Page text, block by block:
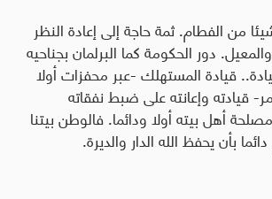
من الفطام. ثمة حاجة إلى إعادة النظر
دور الحكومة كما البرلمان بجناحيه
قيادة المستهلك -عبر محفزات أولا
قيادته وإعانته على ضبط نفقاته
أهل بيته أولا ودائما. فالوطن بيتنا
بأن يحفظ الله الدار والديرة.